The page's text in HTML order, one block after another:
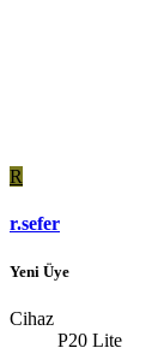
R
r.sefer
Yeni Üye
Cihaz
P20 Lite